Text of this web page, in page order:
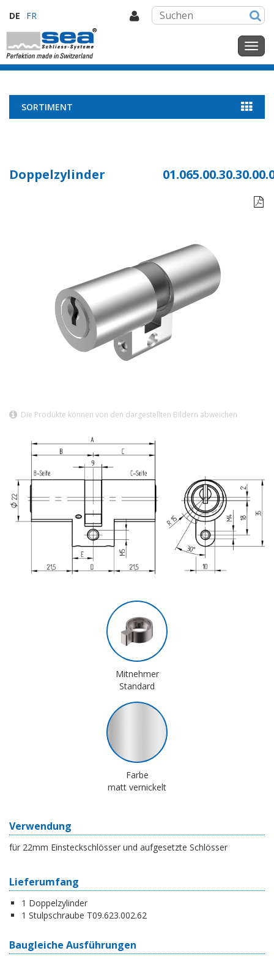
DE FR
SORTIMENT
Doppelzylinder

Die Produkte können von den dargestellten Bildern abweichen
Mitnehmer
Standard
Farbe
matt vernickelt
Verwendung
für 22mm Einsteckschlösser und aufgesetzte Schlösser
Lieferumfang
1 Doppelzylinder
1 Stulpschraube T09.623.002.62
Baugleiche Ausführungen